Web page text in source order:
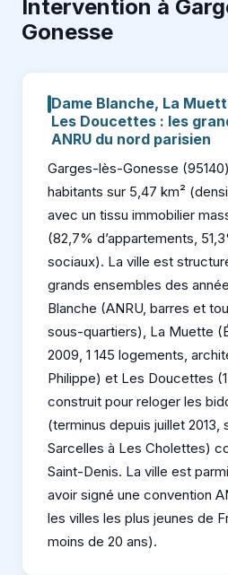
Intervention à
Gonesse
Dame Blanche, La
Les Doucettes : les
ANRU du nord parisien
Garges-lès-Gonesse
habitants sur 5,47 km²
avec un tissu immobilier
(82,7% d’appartements,
sociaux). La ville est
grands ensembles des
Blanche (ANRU, barres et
sous-quartiers), La Muette
2009, 1 145 logements,
Philippe) et Les Doucettes (1
construit pour reloger les
(terminus depuis juillet 2013,
Sarcelles à Les Cholettes)
Saint-Denis. La ville est
avoir signé une convention
les villes les plus jeunes de
moins de 20 ans).